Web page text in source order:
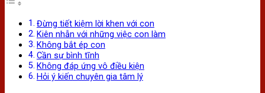
Đừng tiết kiệm lời khen với con
Kiên nhẫn với những việc con làm
Không bắt ép con
Cần sự bình tĩnh
Không đáp ứng vô điều kiện
Hỏi ý kiến chuyên gia tâm lý